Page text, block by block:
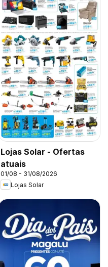
Lojas Solar - Ofertas
atuais
01/08 - 31/08/2026
Lojas Solar